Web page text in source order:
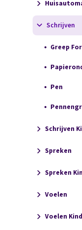
Schrijven
Greep
Pen
Schrijven
Spreken
Spreken
Voelen
Voelen